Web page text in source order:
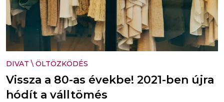
DIVAT \ ÖLTÖZKÖDÉS
Vissza a 80-as évekbe! 2021-ben újra
hódít a válltömés